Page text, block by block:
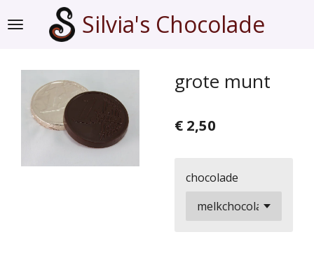
direct
hoofdinhoud
Silvia's Chocolade
grote munt
€ 2,50
chocolade